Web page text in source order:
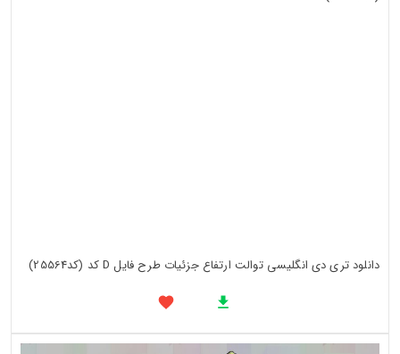
دانلود تری دی انگلیسی توالت ارتفاع جزئیات طرح فایل D کد (کد25564)